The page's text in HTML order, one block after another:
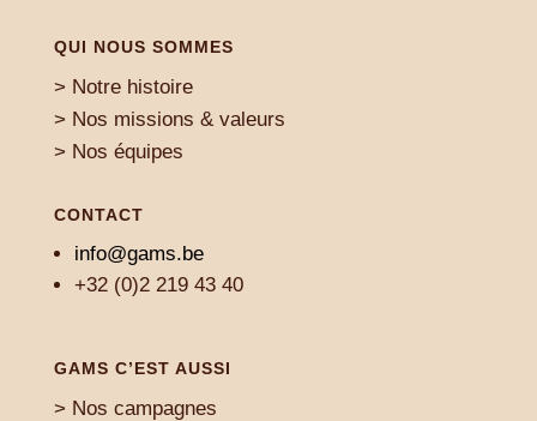
QUI NOUS SOMMES
> Notre histoire
> Nos missions & valeurs
> Nos équipes
CONTACT
info@gams.be
+32 (0)2 219 43 40
GAMS C’EST AUSSI
> Nos campagnes